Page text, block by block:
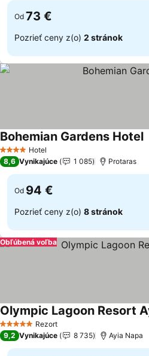
Od 73 €
Pozrieť ceny z(o) 2 stránok
4 Počet hviezdičiek
Hotel
Bohemian Gardens Hotel
8,6 Vynikajúce 1 085 Protaras
Od 94 €
Pozrieť ceny z(o) 8 stránok
Obľúbená voľba
5 Počet hviezdičiek
Rezort
Olympic Lagoon Resort
9,2 Vynikajúce 8 735 Ayia Napa